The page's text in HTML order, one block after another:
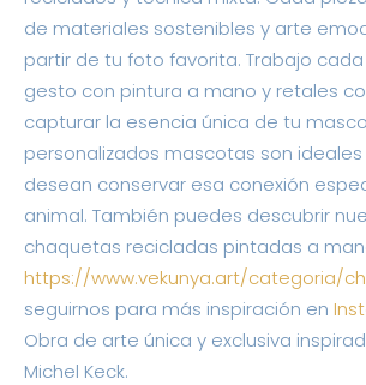
de materiales sostenibles y arte
partir de tu foto favorita. Trabajo
gesto con pintura a mano y retales
capturar la esencia única de tu
personalizados mascotas son
desean conservar esa conexión
animal. También puedes descubrir
chaquetas recicladas pintadas a
https://www.vekunya.art/categoria/
seguirnos para más inspiración en
Obra de arte única y exclusiva
Michel Keck.